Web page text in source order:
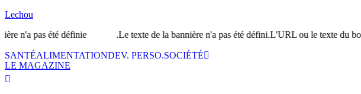
Lechou
été définie.
Le texte de la bannière n'a pas été défini.L'URL ou le texte du bouton n'a
SANTÉALIMENTATIONDEV. PERSO.SOCIÉTÉ
LE MAGAZINE